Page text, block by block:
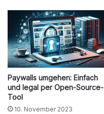
Paywalls umgehen: Einfach
und legal per Open-Source-
Tool
10. November 2023